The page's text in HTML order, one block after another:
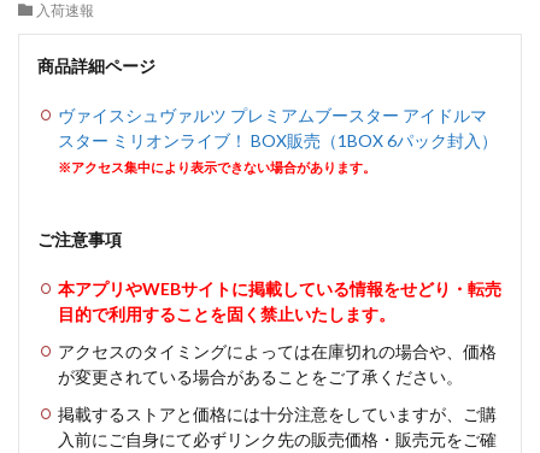
入荷速報
商品詳細ページ
ヴァイスシュヴァルツ プレミアムブースター アイドルマ
スター ミリオンライブ！ BOX販売（1BOX 6パック封入）
※アクセス集中により表示できない場合があります。
ご注意事項
本アプリやWEBサイトに掲載している情報をせどり・転売
目的で利用することを固く禁止いたします。
アクセスのタイミングによっては在庫切れの場合や、価格
が変更されている場合があることをご了承ください。
掲載するストアと価格には十分注意をしていますが、ご購
入前にご自身にて必ずリンク先の販売価格・販売元をご確